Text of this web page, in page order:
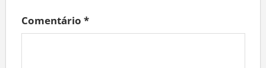
Comentário *